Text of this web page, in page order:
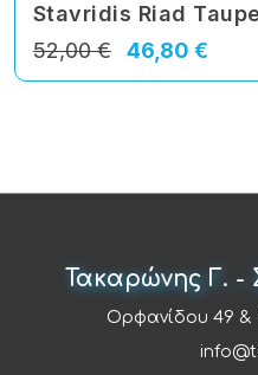
Stavridis Riad
46,80 €
52,00 €
Τακαρώνης Γ. -
Ορφανίδου 49 &